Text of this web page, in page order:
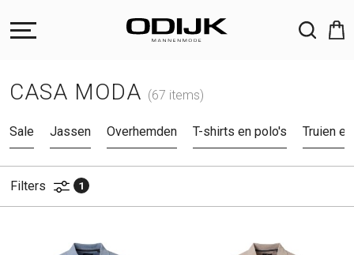
CASA MODA (67 items)
Sale Jassen Overhemden T-shirts en polo's Truien
Filters 1